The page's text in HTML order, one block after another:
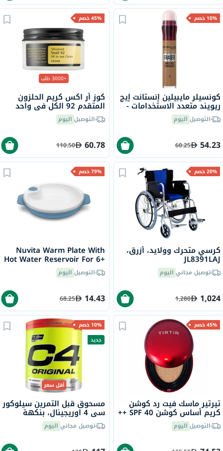
10% خصم
كونسيلر مايبيلين إنستانت إيج
ريويند متعدد الاستخدامات -
باف /08 ، 6.8 ملالتوصيل اليوم
54.23
60.25
45% خصم
+3000 طلب
كوز أر اكس كريم الحلزون
المتقدم 92 الكل في واحد
100 ملالتوصيل اليوم
60.78
110.50
20% خصم
كرسي متحرك وولايد، أزرق،
JL8391LAJ
توصيل مجاني اليوم
1,024
1,280
79% خصم
Nuvita Warm Plate With
Hot Water Reservoir For 6+
Months Baby, Blue
التوصيل اليوم
14.43
68.25
45% خصم
تيرتير ماسك فيت رد كوشن
كريم أساس كوشن SPF 40 ++
- آيفوري / 21N ، من 18 جرام
التوصيل اليوم
10% خصم
جديد
أقل سعر
مسحوق قبل التمرين سيلوكور
سي 4 اوريجينال، بنكهة
الفواكه المشكلة - 475 جرام
توصيل مجاني اليوم